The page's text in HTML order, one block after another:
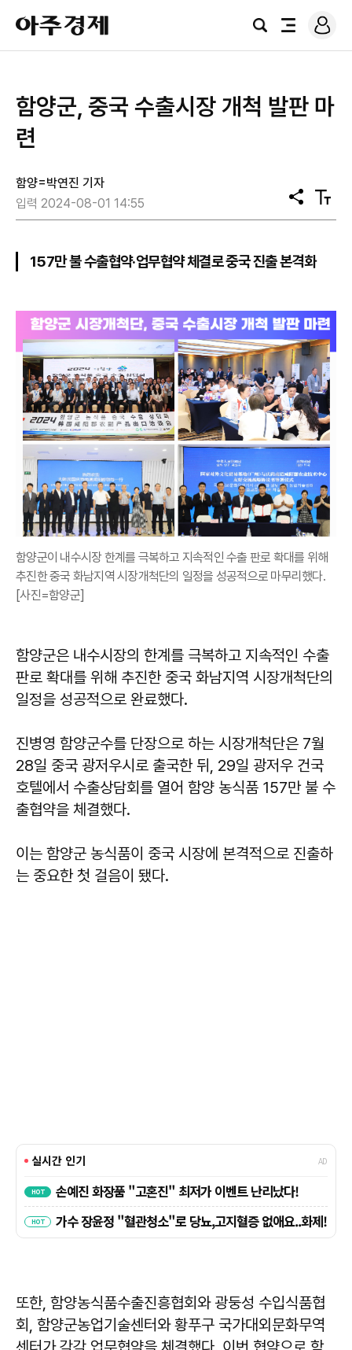
아
주
경
검
전
로
그
함양군, 중국 수출시장 개척 발판 마
련
함양=박연진 기자
입력 2024-08-01 14:55
공
유
텍
스
157만 불 수출협약·업무협약 체결로 중국 진출 본격화
함양군이 내수시장 한계를 극복하고 지속적인 수출 판로 확대를 위해
추진한 중국 화남지역 시장개척단의 일정을 성공적으로 마무리했다.
[사진=함양군]
함양군은 내수시장의 한계를 극복하고 지속적인 수출
판로 확대를 위해 추진한 중국 화남지역 시장개척단의
일정을 성공적으로 완료했다.
진병영 함양군수를 단장으로 하는 시장개척단은 7월
28일 중국 광저우시로 출국한 뒤, 29일 광저우 건국
호텔에서 수출상담회를 열어 함양 농식품 157만 불 수
출협약을 체결했다.
이는 함양군 농식품이 중국 시장에 본격적으로 진출하
는 중요한 첫 걸음이 됐다.
또한, 함양농식품수출진흥협회와 광둥성 수입식품협
회, 함양군농업기술센터와 황푸구 국가대외문화무역